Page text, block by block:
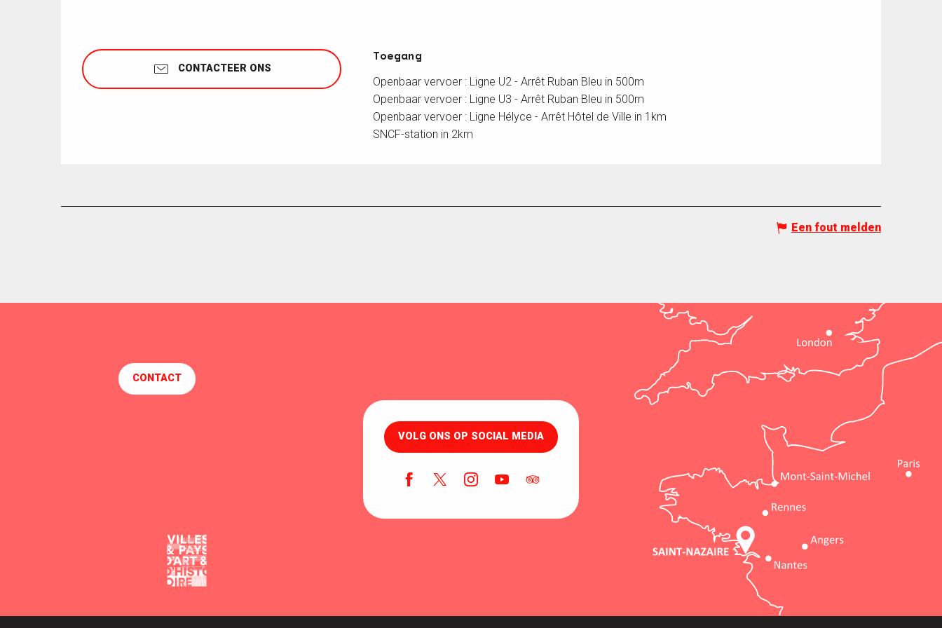
CONTACTEER ONS
Toegang
Toegang
Openbaar vervoer : Ligne U2 - Arrêt Ruban Bleu in 500m
Openbaar vervoer : Ligne U3 - Arrêt Ruban Bleu in 500m
Openbaar vervoer : Ligne Hélyce - Arrêt Hôtel de Ville in 1km
SNCF-station in 2km
Een fout melden
CONTACT
VOLG ONS OP SOCIAL MEDIA